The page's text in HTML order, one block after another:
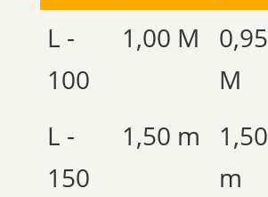
L -
100
1,00 M
0,95
M
L -
150
1,50 m
1,50
m